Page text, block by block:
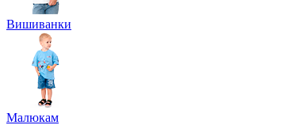
Вишиванки
Малюкам